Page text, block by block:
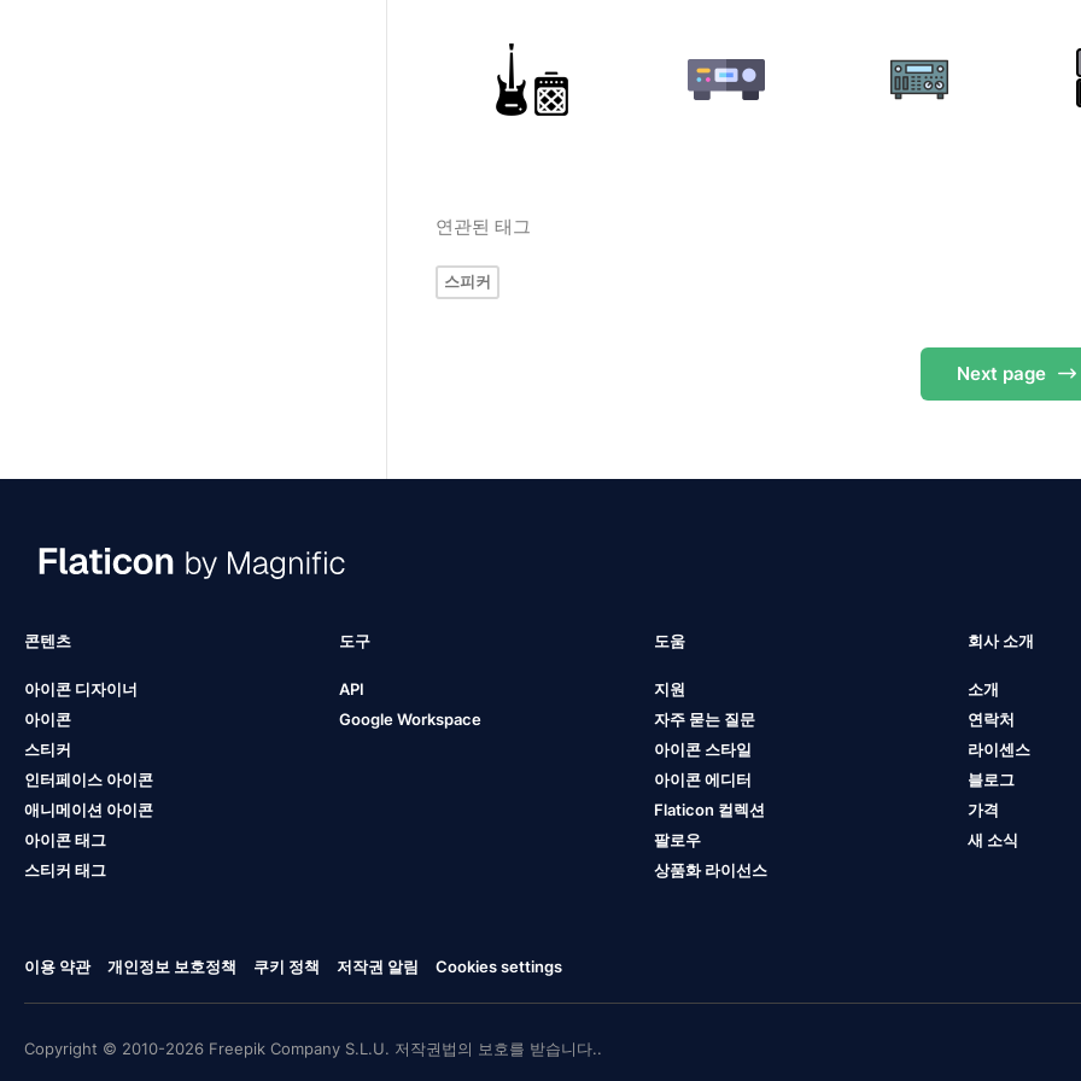
연관된 태그
스피커
Next page
콘텐츠
아이콘 디자이너
아이콘
스티커
인터페이스 아이콘
애니메이션 아이콘
아이콘 태그
스티커 태그
도구
API
Google Workspace
도움
지원
자주 묻는 질문
아이콘 스타일
아이콘 에디터
Flaticon 컬렉션
팔로우
상품화 라이선스
회사 소개
소개
연락처
라이센스
블로그
가격
새 소식
이용 약관 개인정보 보호정책 쿠키 정책 저작권 알림 Cookies settings
Copyright © 2010-2026 Freepik Company S.L.U. 저작권법의 보호를 받습니다..